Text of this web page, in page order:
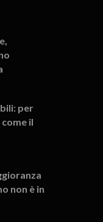
per
il
non è in